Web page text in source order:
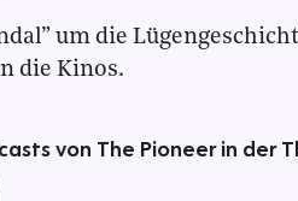
um die
die Kinos.
von The Pioneer in der